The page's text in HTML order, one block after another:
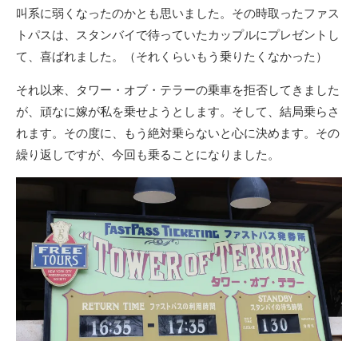
叫系に弱くなったのかとも思いました。その時取ったファス
トパスは、スタンバイで待っていたカップルにプレゼントし
て、喜ばれました。（それくらいもう乗りたくなかった）
それ以来、タワー・オブ・テラーの乗車を拒否してきました
が、頑なに嫁が私を乗せようとします。そして、結局乗らさ
れます。その度に、もう絶対乗らないと心に決めます。その
繰り返しですが、今回も乗ることになりました。